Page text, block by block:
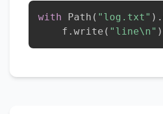
with Path ( "log.txt" ) .
    f
. write ( "line\n" )